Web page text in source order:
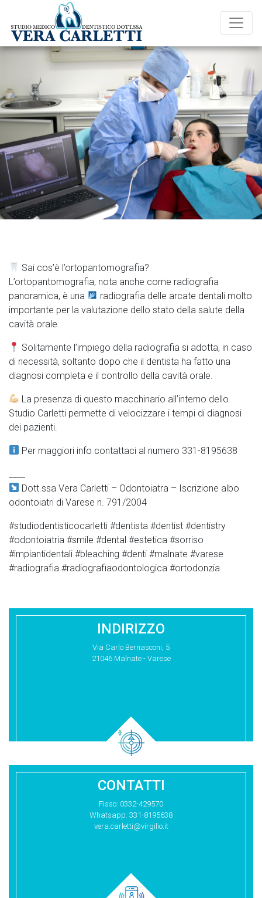
Sai cos’è l’ortopantomografia?
L’ortopantomografia, nota anche come radiografia
panoramica, è una
radiografia delle arcate dentali molto
importante per la valutazione dello stato della salute della
cavità orale.
Solitamente l’impiego della radiografia si adotta, in caso
di necessità, soltanto dopo che il dentista ha fatto una
diagnosi completa e il controllo della cavità orale.
La presenza di questo macchinario all’interno dello
Studio Carletti permette di velocizzare i tempi di diagnosi
dei pazienti.
Per maggiori info contattaci al numero 331-8195638
Dott.ssa Vera Carletti – Odontoiatra – Iscrizione albo
odontoiatri di Varese n. 791/2004
#studiodentisticocarletti #dentista #dentist #dentistry
#odontoiatria #smile #dental #estetica #sorriso
#impiantidentali #bleaching #denti #malnate #varese
#radiografia #radiografiaodontologica #ortodonzia
INDIRIZZO
Via Carlo Bernasconi, 5
21046 Malnate - Varese
CONTATTI
Fisso: 0332-429570
Whatsapp: 331-8195638
vera.carletti@virgilio.it